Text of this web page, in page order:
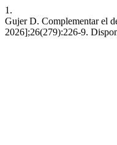
1.
Gujer D. Complementar el
2026];26(279):226-9.